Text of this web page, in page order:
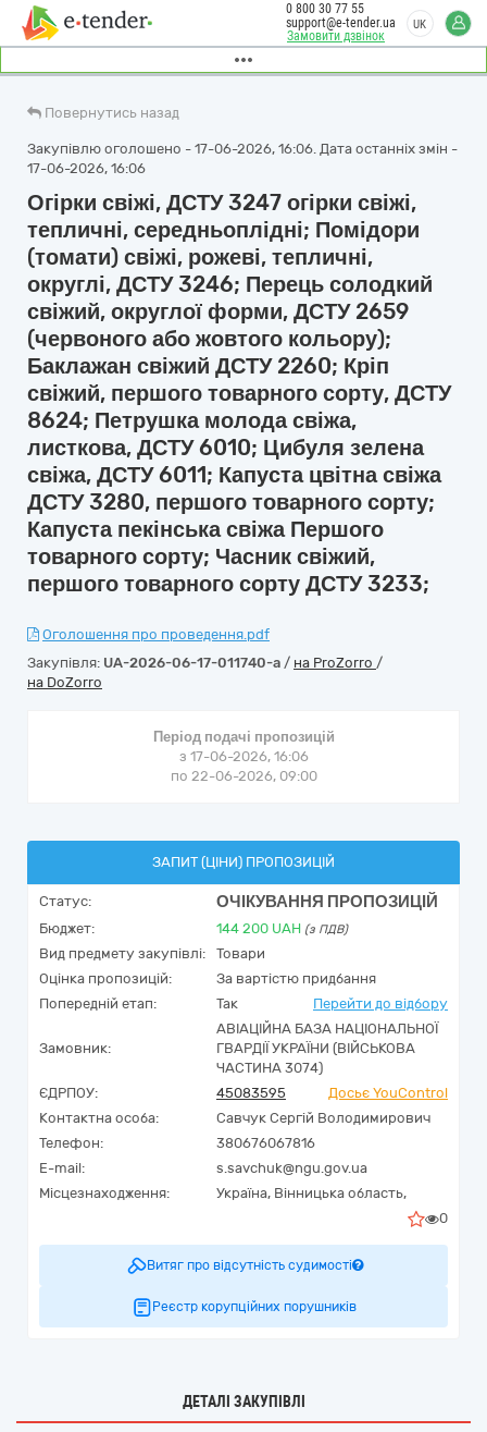
Замовити дзвінок
0 800 30 77 55
support@e-tender.ua
UK
Повернутись назад
Закупівлю оголошено - 17-06-2026, 16:06. Дата останніх змін -
17-06-2026, 16:06
Огірки свіжі, ДСТУ 3247 огірки свіжі,
тепличні, середньоплідні; Помідори
(томати) свіжі, рожеві, тепличні,
округлі, ДСТУ 3246; Перець солодкий
свіжий, округлої форми, ДСТУ 2659
(червоного або жовтого кольору);
Баклажан свіжий ДСТУ 2260; Кріп
свіжий, першого товарного сорту, ДСТУ
8624; Петрушка молода свіжа,
листкова, ДСТУ 6010; Цибуля зелена
свіжа, ДСТУ 6011; Капуста цвітна свіжа
ДСТУ 3280, першого товарного сорту;
Капуста пекінська свіжа Першого
товарного сорту; Часник свіжий,
першого товарного сорту ДСТУ 3233;
Оголошення про проведення.pdf
Закупівля: UA-2026-06-17-011740-a / на ProZorro /
на DoZorro
Період подачі пропозицій
з 17-06-2026, 16:06
по 22-06-2026, 09:00
ЗАПИТ (ЦІНИ) ПРОПОЗИЦІЙ
Статус: ОЧІКУВАННЯ ПРОПОЗИЦІЙ
Бюджет: 144 200 UAH (з ПДВ)
Вид предмету закупівлі:
Товари
Оцінка пропозицій:
За вартістю придбання
Попередній етап:
Так Перейти до відбору
Замовник:
АВІАЦІЙНА БАЗА НАЦІОНАЛЬНОЇ
ГВАРДІЇ УКРАЇНИ (ВІЙСЬКОВА
ЧАСТИНА 3074)
ЄДРПОУ:
45083595
Досьє YouControl
Контактна особа:
Савчук Сергій Володимирович
Телефон:
380676067816
E-mail:
s.savchuk@ngu.gov.ua
Місцезнаходження:
Україна, Вінницька область,
0
Витяг про відсутність судимості
Реєстр корупційних порушників
ДЕТАЛІ ЗАКУПІВЛІ